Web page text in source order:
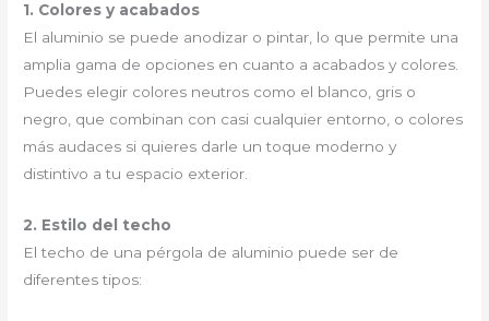
1. Colores y acabados
El aluminio se puede anodizar o pintar, lo que permite una
amplia gama de opciones en cuanto a acabados y colores.
Puedes elegir colores neutros como el blanco, gris o
negro, que combinan con casi cualquier entorno, o colores
más audaces si quieres darle un toque moderno y
distintivo a tu espacio exterior.
2. Estilo del techo
El techo de una pérgola de aluminio puede ser de
diferentes tipos: